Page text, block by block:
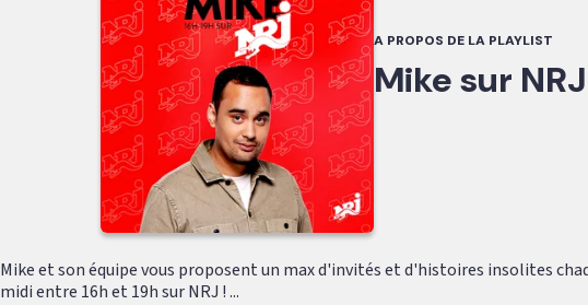
A PROPOS DE LA PLAYLIST
Mike sur NRJ
Mike et son équipe vous proposent un max d'invités et d'histoires insolites
midi entre 16h et 19h sur NRJ ! ...